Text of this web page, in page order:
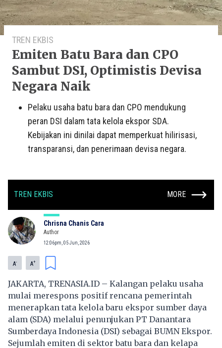
TREN EKBIS
Emiten Batu Bara dan CPO
Sambut DSI, Optimistis Devisa
Negara Naik
Pelaku usaha batu bara dan CPO mendukung
peran DSI dalam tata kelola ekspor SDA.
Kebijakan ini dinilai dapat memperkuat hilirisasi,
transparansi, dan penerimaan devisa negara.
TREN EKBIS MORE
Chrisna Chanis Cara
Author
12:06pm, 05 Jun, 2026
A- A+
JAKARTA, TRENASIA.ID – Kalangan pelaku usaha
mulai merespons positif rencana pemerintah
menerapkan tata kelola baru ekspor sumber daya
alam (SDA) melalui penunjukan PT Danantara
Sumberdaya Indonesia (DSI) sebagai BUMN Ekspor.
Sejumlah emiten di sektor batu bara dan kelapa